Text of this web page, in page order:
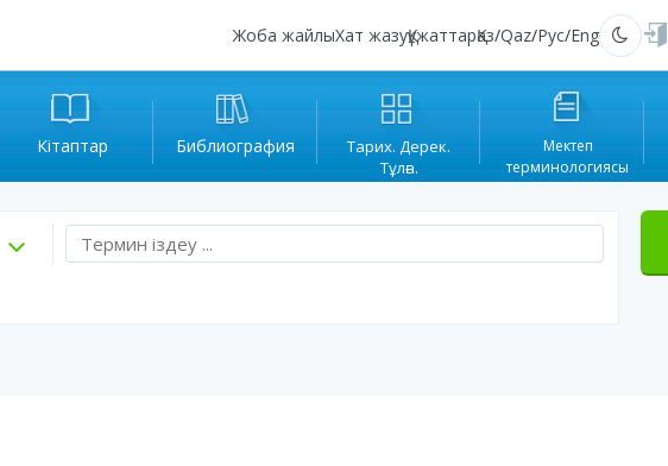
Жоба жайлыХат жазуҚұжаттарҚаз/Qaz/Рус/Eng Қараңғы
Кітаптар Библиография
Тарих. Дерек.
Тұлға.
Мектеп
терминологиясы